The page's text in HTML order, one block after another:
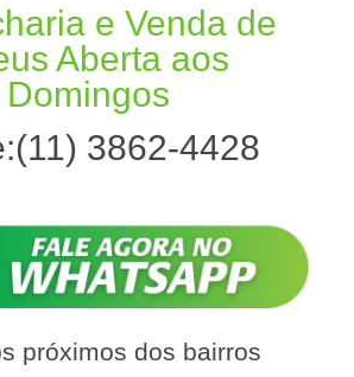
e Venda de
Aberta aos
Domingos
3862-4428
próximos dos bairros